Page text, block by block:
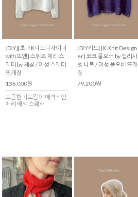
[DIY][초대K니트디자이너
with뜨앤] 스위트 체리 스
웨터 by 체칠 / 여성 스웨터
뜨개질
136,000원
포근한 기모감이 매력적인
체리 배색 스웨터
[DIY키트][K Knit Design
er] 코코 풀오버 by 엘리사
벳 니트 / 여성 풀오버 뜨개
질
79,200원